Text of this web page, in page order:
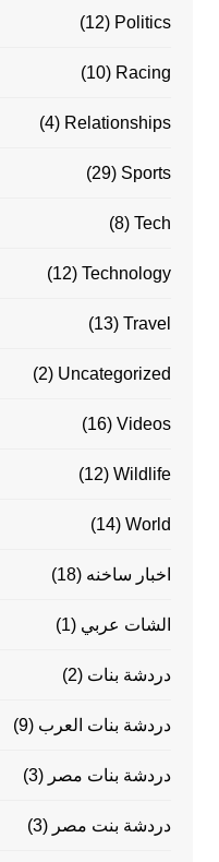
Politics
(12)
Racing
(10)
Relationships
(4)
Sports
(29)
Tech
(8)
Technology
(12)
Travel
(13)
Uncategorized
(2)
Videos
(16)
Wildlife
(12)
World
(14)
اخبار ساخنه (18)
الشات عربي (1)
دردشة بنات (2)
دردشة بنات العرب (9)
دردشة بنات مصر (3)
دردشة بنت مصر (3)